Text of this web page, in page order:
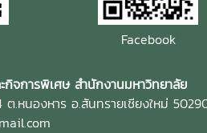
Facebook
จการพิเศษ สำนักงานมหาวิทยาลัย
.หนองหาร อ.สันทรายเชียงใหม่